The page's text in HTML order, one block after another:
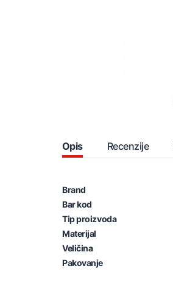
Opis Recenzije
Brand
Bar kod
Tip proizvoda
Materijal
Veličina
Pakovanje